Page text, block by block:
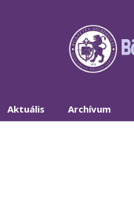
Aktuális Archívum